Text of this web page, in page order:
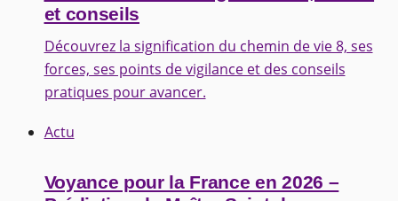
et conseils
Découvrez la signification du chemin de vie 8, ses
forces, ses points de vigilance et des conseils
pratiques pour avancer.
Actu
Voyance pour la France en 2026 –